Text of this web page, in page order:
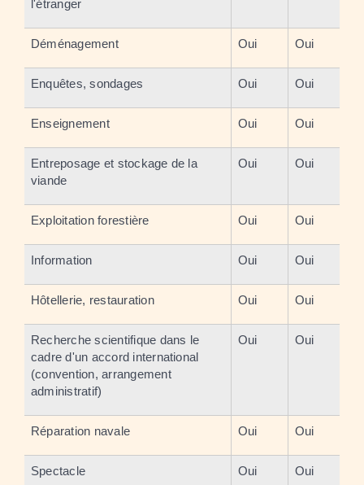
l'étranger
Déménagement Oui Oui
Enquêtes, sondages Oui Oui
Enseignement Oui Oui
Entreposage et stockage de la
viande
Oui Oui
Exploitation forestière Oui Oui
Information Oui Oui
Hôtellerie, restauration Oui Oui
Recherche scientifique dans le
cadre d'un accord international
(convention, arrangement
administratif)
Oui Oui
Réparation navale Oui Oui
Spectacle Oui Oui